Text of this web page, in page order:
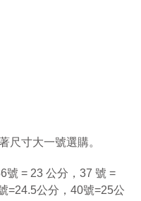
尺寸大一號選購。
號 = 23 公分，37 號 =
=24.5公分，40號=25公